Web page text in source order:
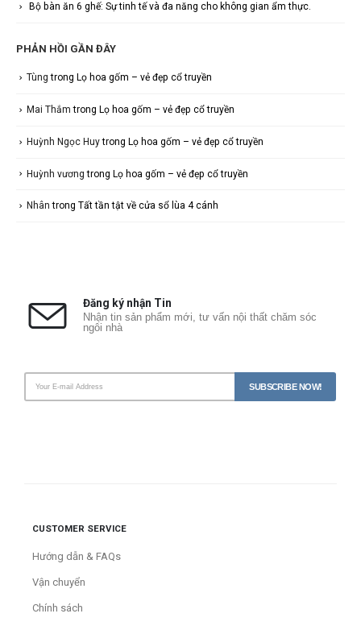
Bộ bàn ăn 6 ghế: Sự tinh tế và đa năng cho không gian ẩm thực.
PHẢN HỒI GẦN ĐÂY
Tùng trong Lọ hoa gốm – vẻ đẹp cổ truyền
Mai Thắm trong Lọ hoa gốm – vẻ đẹp cổ truyền
Huỳnh Ngọc Huytrong Lọ hoa gốm – vẻ đẹp cổ truyền
Huỳnh vương trong Lọ hoa gốm – vẻ đẹp cổ truyền
Nhân trong Tất tần tật về cửa sổ lùa 4 cánh
Đăng ký nhận Tin
Nhận tin sản phẩm mới, tư vấn nội thất chăm sóc
ngôi nhà
CUSTOMER SERVICE
Hướng dẫn & FAQs
Vận chuyển
Chính sách